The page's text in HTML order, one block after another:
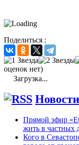
Поделиться :
оценок нет)
Загрузка...
Прямой эфир
жить в частных
Кого в